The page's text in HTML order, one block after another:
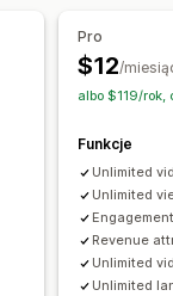
filmy
do zakupu
Pro
$12/
albo $119/rok,
Funkcje
Unlimited
Unlimited
Revenue
Unlimited
Unlimited